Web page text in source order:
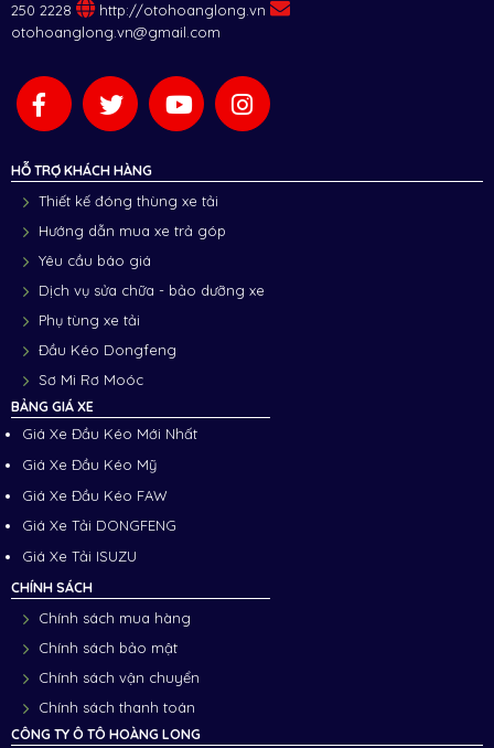
250 2228
http://otohoanglong.vn
otohoanglong.vn@gmail.com
HỖ TRỢ KHÁCH HÀNG
Thiết kế đóng thùng xe tải
Hướng dẫn mua xe trả góp
Yêu cầu báo giá
Dịch vụ sửa chữa - bảo dưỡng xe
Phụ tùng xe tải
Đầu Kéo Dongfeng
Sơ Mi Rơ Moóc
BẢNG GIÁ XE
Giá Xe Đầu Kéo Mới Nhất
Giá Xe Đầu Kéo Mỹ
Giá Xe Đầu Kéo FAW
Giá Xe Tải DONGFENG
Giá Xe Tải ISUZU
CHÍNH SÁCH
Chính sách mua hàng
Chính sách bảo mật
Chính sách vận chuyển
Chính sách thanh toán
CÔNG TY Ô TÔ HOÀNG LONG